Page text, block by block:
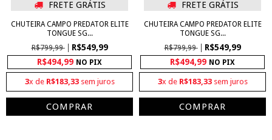
FRETE GRÁTIS
CHUTEIRA CAMPO PREDATOR ELITE
TONGUE SG...
R$799,99
R$549,99
R$494,99 NO PIX
3x de R$183,33sem juros
COMPRAR
FRETE GRÁTIS
CHUTEIRA CAMPO PREDATOR ELITE
TONGUE SG...
R$799,99
R$549,99
R$494,99 NO PIX
3x de R$183,33sem juros
COMPRAR